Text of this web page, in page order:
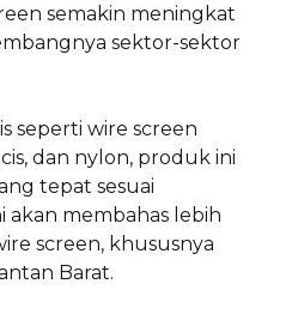
semakin meningkat
sektor-sektor
seperti wire screen
dan nylon, produk ini
tepat sesuai
membahas lebih
screen, khususnya
Barat.